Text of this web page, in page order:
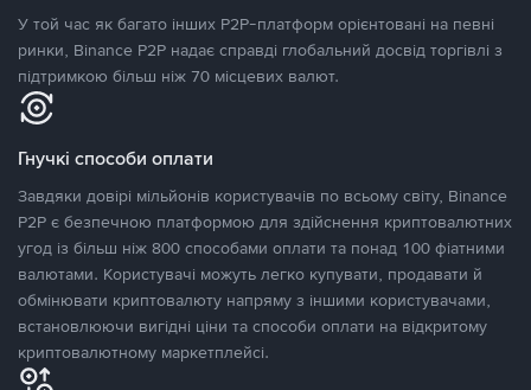
У той час як багато інших P2P-платформ орієнтовані на певні
ринки, Binance P2P надає справді глобальний досвід торгівлі з
підтримкою більш ніж 70 місцевих валют.
Гнучкі способи оплати
Завдяки довірі мільйонів користувачів по всьому світу, Binance
P2P є безпечною платформою для здійснення криптовалютних
угод із більш ніж 800 способами оплати та понад 100 фіатними
валютами. Користувачі можуть легко купувати, продавати й
обмінювати криптовалюту напряму з іншими користувачами,
встановлюючи вигідні ціни та способи оплати на відкритому
криптовалютному маркетплейсі.